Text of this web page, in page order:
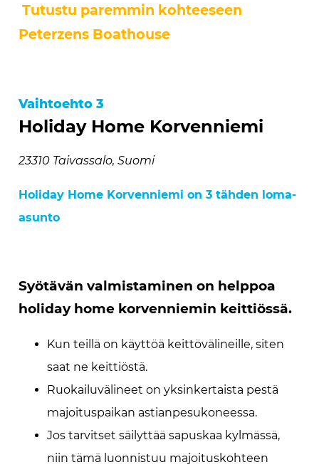
Tutustu paremmin kohteeseen
Peterzens Boathouse
Vaihtoehto 3
Holiday Home Korvenniemi
23310 Taivassalo, Suomi
Holiday Home Korvenniemi on 3 tähden loma-
asunto
Syötävän valmistaminen on helppoa
holiday home korvenniemin keittiössä.
Kun teillä on käyttöä keittövälineille, siten
saat ne keittiöstä.
Ruokailuvälineet on yksinkertaista pestä
majoituspaikan astianpesukoneessa.
Jos tarvitset säilyttää sapuskaa kylmässä,
niin tämä luonnistuu majoituskohteen